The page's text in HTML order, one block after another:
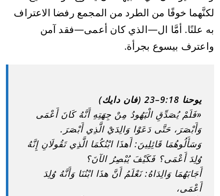
لكنَّهما خوفًا من الطرد من المجمع رفضا الاعتراف
به علنًا. أمَّا ال—الذي كان أعمى—فقد آمن
واعترف بيسوع بجرأة.
يوحنا 9:18–23 (فان دايك)
«فَلَمْ يُصَدِّقِ الْيَهُودُ مِنْ جِهَتِهِ أَنَّهُ كَانَ أَعْمَى
وَأَبْصَرَ، حَتَّى دَعَوْا وَالِدَيْ الَّذِي أَبْصَرَ.
وَسَأَلُوهُمَا قَائِلِينَ: أَهذَا ابْنُكُمَا الَّذِي تَقُولَانِ إِنَّهُ
وُلِدَ أَعْمَى؟ فَكَيْفَ يُبْصِرُ الآنَ؟
أَجَابَهُمَا وَالِدَاهُ: نَعْلَمُ أَنَّ هذَا ابْنُنَا وَأَنَّهُ وُلِدَ
أَعْمَى،